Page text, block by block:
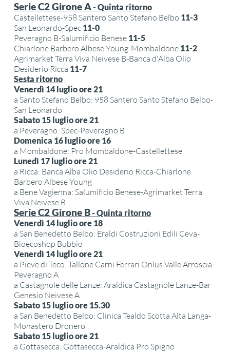
Serie C2 Girone A- Quinta ritorno
Castellettese-958 Santero Santo Stefano Belbo 11-3
San Leonardo-Spec 11-0
Peveragno B-Salumificio Benese 11-5
Chiarlone Barbero Albese Young-Mombaldone 11-2
Agrimarket Terra Viva Neivese B-Banca d'Alba Olio
Desiderio Ricca 11-7
Sesta ritorno
Venerdì 14 luglio ore 21
a Santo Stefano Belbo: 958 Santero Santo Stefano Belbo-
San Leonardo
Sabato 15 luglio ore 21
a Peveragno: Spec-Peveragno B
Domenica 16 luglio ore 16
a Mombaldone: Pro Mombaldone-Castellettese
Lunedì 17 luglio ore 21
a Ricca: Banca Alba Olio Desiderio Ricca-Chiarlone
Barbero Albese Young
a Bene Vagienna: Salumificio Benese-Agrimarket Terra
Viva Neivese B
Serie C2 Girone B- Quinta ritorno
Venerdì 14 luglio ore 18
a San Benedetto Belbo: Eraldi Costruzioni Edili Ceva-
Bioecoshop Bubbio
Venerdì 14 luglio ore 21
a Pieve di Teco: Tallone Carni Ferrari Onlus Valle Arroscia-
Peveragno A
a Castagnole delle Lanze: Araldica Castagnole Lanze-Bar
Genesio Neivese A
Sabato 15 luglio ore 15.30
a San Benedetto Belbo: Clinica Tealdo Scotta Alta Langa-
Monastero Dronero
Sabato 15 luglio ore 21
a Gottasecca: Gottasecca-Araldica Pro Spigno